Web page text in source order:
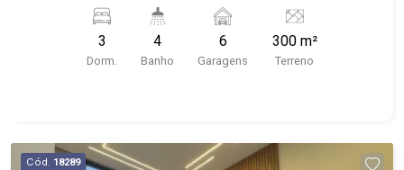
entregue com armários; - direito ao Club
Vivendas da Mata - próximo à VRStar Shop, Mata
Santa Tereza, Ribeirão Shopping - condomínio
3
Dorm.
4
Banho
6
Garagens
300 m²
Terreno
Cód. 18289